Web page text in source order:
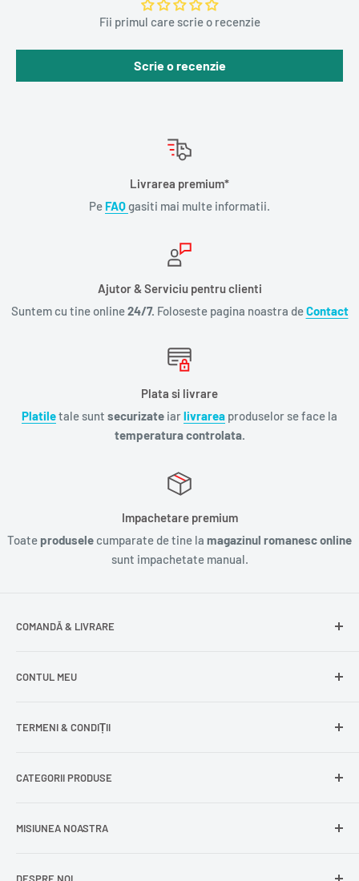
Fii primul care scrie o recenzie
Scrie o recenzie
Livrarea premium*
Pe FAQgasiti mai multe informatii.
Ajutor & Serviciu pentru clienti
Suntem cu tine online24/7. Foloseste pagina noastra deContact
Plata si livrare
Platiletale sunt securizate iarlivrarea produselor se face la
temperatura controlata.
Impachetare premium
Toate produsele cumparate de tine la magazinul romanesc online
sunt impachetate manual.
COMANDĂ & LIVRARE
Livrare gratuită
CONTUL MEU
Comenzile mele
Cont nou
Comandă ca oaspete
TERMENI & CONDIȚII
Politica de returnare
Politica de expediere
CATEGORII PRODUSE
Dulciuri și snacks
MISIUNEA NOASTRA